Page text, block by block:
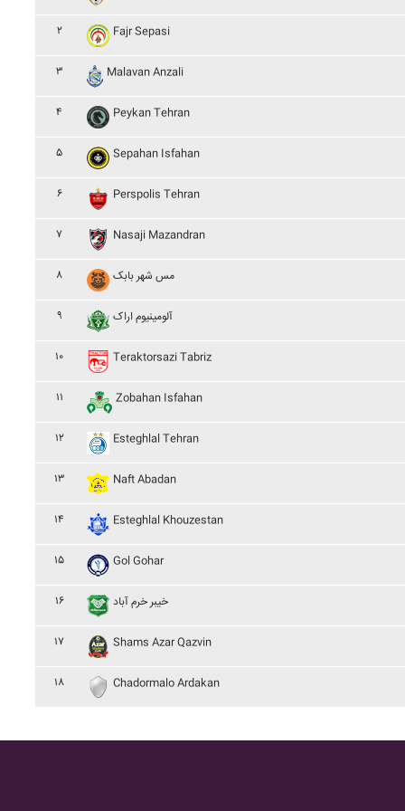
۲ Fajr Sepasi
۳ Malavan Anzali
۴ Peykan Tehran
۵ Sepahan Isfahan
۶ Perspolis Tehran
۷ Nasaji Mazandran
۸ مس شهر بابک
۹ آلومينيوم اراک
۱۰ Teraktorsazi Tabriz
۱۱ Zobahan Isfahan
۱۲ Esteghlal Tehran
۱۳ Naft Abadan
۱۴ Esteghlal Khouzestan
۱۵ Gol Gohar
۱۶ خيبر خرم آباد
۱۷ Shams Azar Qazvin
۱۸ Chadormalo Ardakan